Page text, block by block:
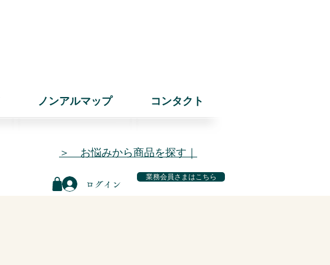
ノンアルマップ コンタクト
＞ お悩みから商品を探す｜
ログイン
業務会員さまはこちら